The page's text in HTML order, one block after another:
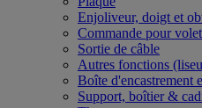
Enjoliveur, doigt et
Commande pour
Sortie de câble
Autres fonctions
Boîte d'encastrement
Support, boîtier &